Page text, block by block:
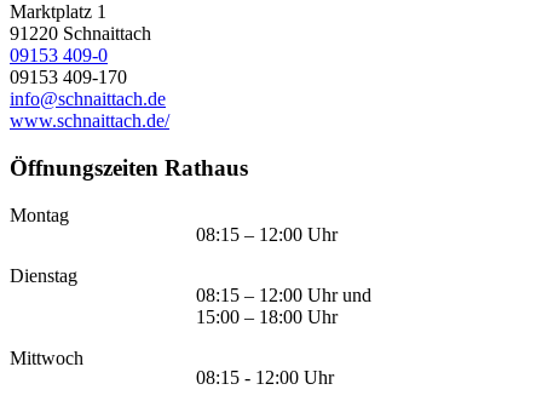
Marktplatz 1
91220 Schnaittach
09153 409-0
09153 409-170
info@schnaittach.de
www.schnaittach.de/
Öffnungszeiten Rathaus
Montag
08:15 – 12:00 Uhr
Dienstag
08:15 – 12:00 Uhr und
15:00 – 18:00 Uhr
Mittwoch
08:15 - 12:00 Uhr